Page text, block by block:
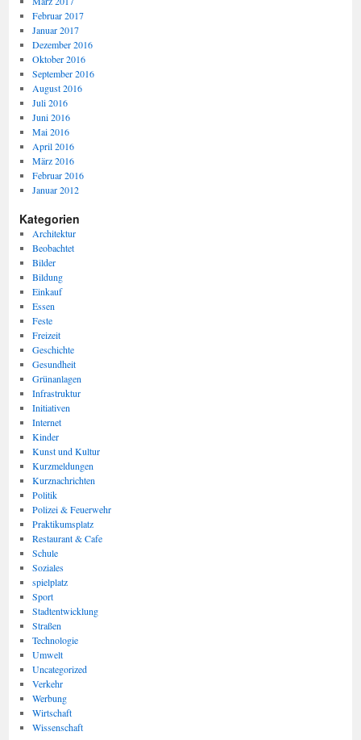
Februar 2017
Januar 2017
Dezember 2016
Oktober 2016
September 2016
August 2016
Juli 2016
Juni 2016
Mai 2016
April 2016
März 2016
Februar 2016
Januar 2012
Kategorien
Architektur
Beobachtet
Bilder
Bildung
Einkauf
Essen
Feste
Freizeit
Geschichte
Gesundheit
Grünanlagen
Infrastruktur
Initiativen
Internet
Kinder
Kunst und Kultur
Kurzmeldungen
Kurznachrichten
Politik
Polizei & Feuerwehr
Praktikumsplatz
Restaurant & Cafe
Schule
Soziales
spielplatz
Sport
Stadtentwicklung
Straßen
Technologie
Umwelt
Uncategorized
Verkehr
Werbung
Wirtschaft
Wissenschaft